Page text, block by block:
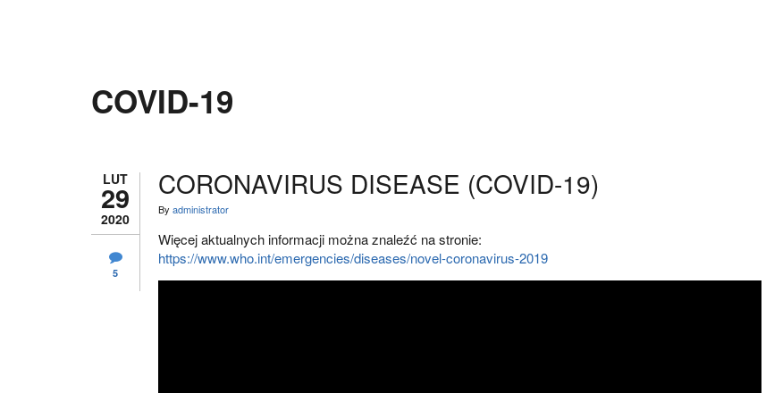
COVID-19
LUT
29
2020
5
CORONAVIRUS DISEASE (COVID-19)
By administrator
Więcej aktualnych informacji można znaleźć na stronie:
https://www.who.int/emergencies/diseases/novel-coronavirus-2019